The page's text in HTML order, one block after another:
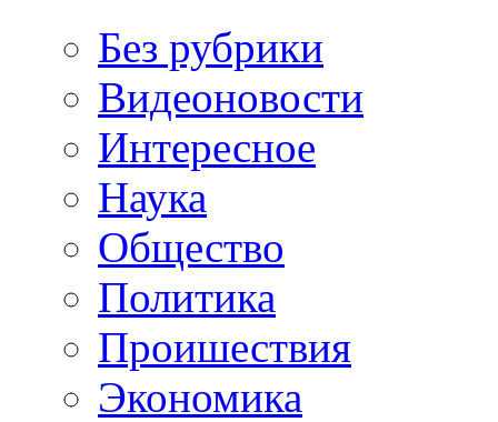
Без рубрики
Видеоновости
Интересное
Наука
Общество
Политика
Проишествия
Экономика